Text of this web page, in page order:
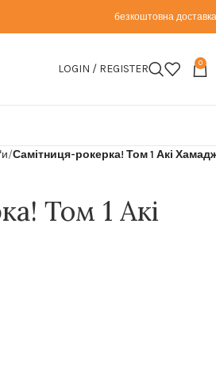
безкоштовна
LOGIN / REGISTER 0
Самітниця-рокерка! Том 1 Акі
Том 1 Акі